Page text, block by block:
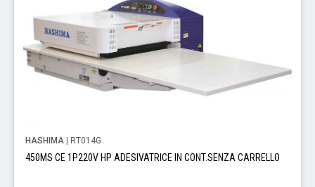
HASHIMA | RT014G
450MS CE 1P220V HP ADESIVATRICE IN CONT.SENZA CARRELLO